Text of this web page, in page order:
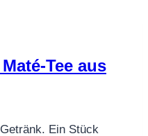
Tee aus
Ein Stück